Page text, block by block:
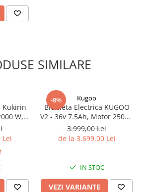
SIMILARE
Kukirin
W,
h,
20 Ah,
Lei
-8% Kugoo
Bicicleta Electrica KUGOO
V2 - 36v 7.5Ah, Motor 250W,
25Km/h, Roti 20''
3.999,00 Lei
de la 3.699,00 Lei
IN STOC
VEZI VARIANTE